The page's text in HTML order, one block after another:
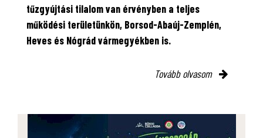
tűzgyújtási tilalom van érvényben a teljes
működési területünkön, Borsod-Abaúj-Zemplén,
Heves és Nógrád vármegyékben is.
Tovább olvasom